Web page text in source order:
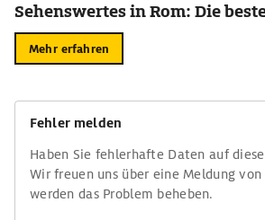
Sehenswertes in Rom: Die
Mehr erfahren
Fehler melden
Haben Sie fehlerhafte Daten auf
Wir freuen uns über eine Meldung von
werden das Problem beheben.